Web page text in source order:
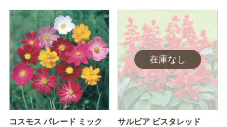
コスモス パレード ミック
サルビア ビスタレッド